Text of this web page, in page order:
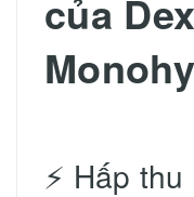
của
⚡ Hấp